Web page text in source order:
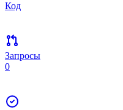
Код
Запросы
0